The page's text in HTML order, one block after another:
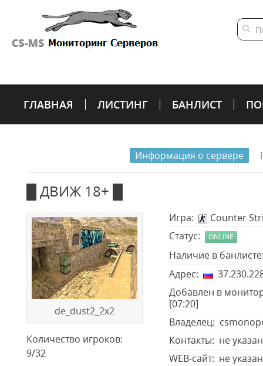
ГЛАВНАЯ ЛИСТИНГ БАНЛИСТ
Информация о сервере
█ ДВИЖ 18+ █
de_dust2_2x2
Количество игроков:
9/32
Игра:
Counter
Статус: ONLINE
Наличие в
Адрес:
Добавлен в
[07:20]
Владелец:
Контакты: не
WEB-сайт: не